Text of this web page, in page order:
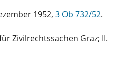
1952, 3 Ob 732/52.
Zivilrechtssachen Graz; II.